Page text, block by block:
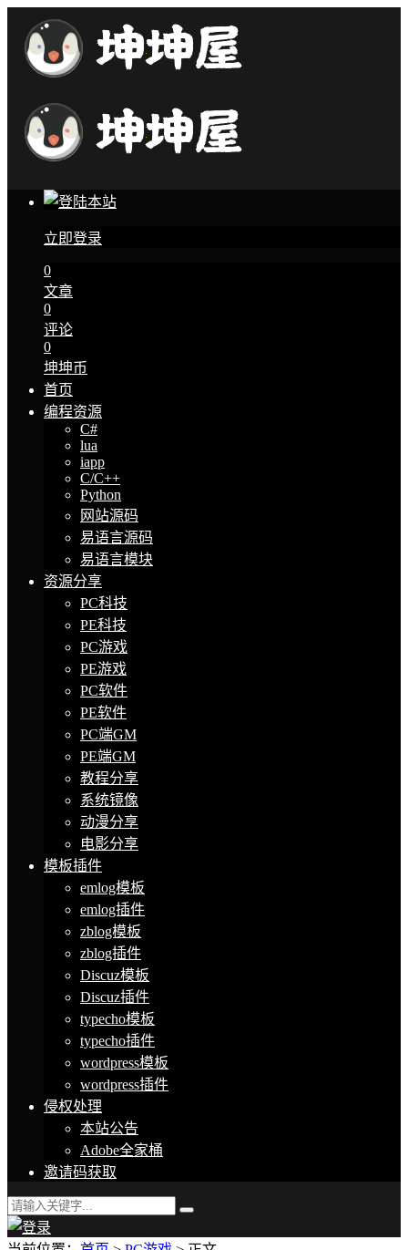
立即登录
0
文章
0
评论
0
坤坤币
首页
编程资源
C#
lua
iapp
C/C++
Python
网站源码
易语言源码
易语言模块
资源分享
PC科技
PE科技
PC游戏
PE游戏
PC软件
PE软件
PC端GM
PE端GM
教程分享
系统镜像
动漫分享
电影分享
模板插件
emlog模板
emlog插件
zblog模板
zblog插件
Discuz模板
Discuz插件
typecho模板
typecho插件
wordpress模板
wordpress插件
侵权处理
本站公告
Adobe全家桶
邀请码获取